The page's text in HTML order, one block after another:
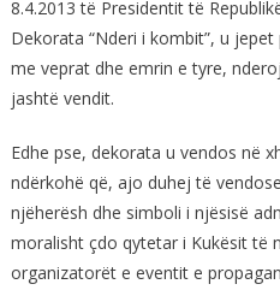
8.4.2013 të Presidentit të
Dekorata “Nderi i kombit”, u
me veprat dhe emrin e tyre,
jashtë vendit.
Edhe pse, dekorata u vendos në
ndërkohë që, ajo duhej të
njëherësh dhe simboli i njësisë
moralisht çdo qytetar i Kukësit të
organizatorët e eventit e